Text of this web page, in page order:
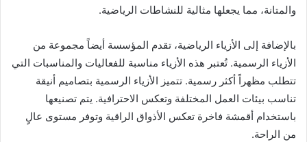
والمتانة، مما يجعلها مثالية للنشاطات الرياضية.
بالإضافة إلى الأزياء الرياضية، تقدم المؤسسة أيضاً مجموعة من
الأزياء الرسمية. تُعتبر هذه الأزياء مناسبة للفعاليات والمناسبات التي
تتطلب مظهراً أكثر رسمية. تتميز الأزياء الرسمية بتصاميم أنيقة
تناسب بيئات العمل المختلفة وتعكس الاحترافية. يتم تصنيعها
باستخدام أقمشة فاخرة تعكس الأذواق الراقية وتوفر مستوى عالٍ
من الراحة.